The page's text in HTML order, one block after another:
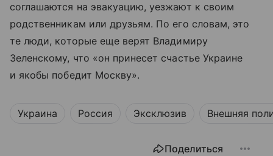
соглашаются на эвакуацию, уезжают к своим
родственникам или друзьям. По его словам, это
те люди, которые еще верят Владимиру
Зеленскому, что «он принесет счастье Украине
и якобы победит Москву».
Украина Россия Эксклюзив Внешняя
Поделиться